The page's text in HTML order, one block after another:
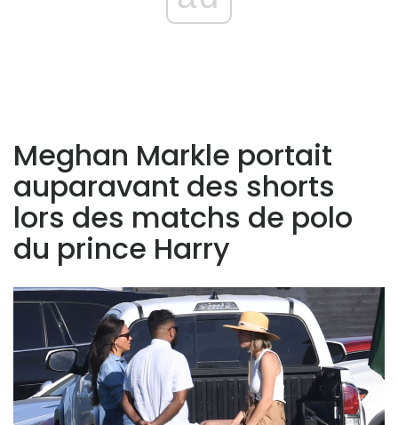
Meghan Markle portait
auparavant des shorts
lors des matchs de polo
du prince Harry